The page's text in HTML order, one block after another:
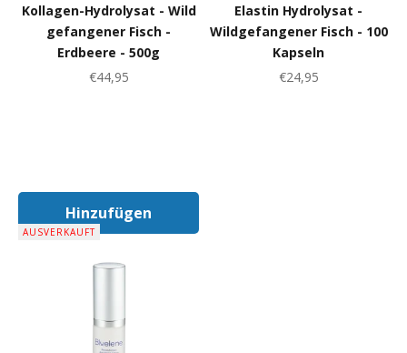
Kollagen-Hydrolysat - Wild
gefangener Fisch -
Erdbeere - 500g
Angebot
€44,95
In Den Warenkorb
Hinzufügen
Elastin Hydrolysat -
Wildgefangener Fisch - 100
Kapseln
Angebot
€24,95
AUSVERKAUFT